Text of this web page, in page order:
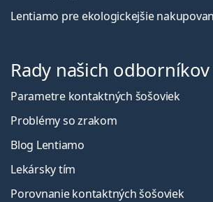
Lentiamo pre ekologickejšie
Rady našich odborníkov
Parametre kontaktných šošoviek
Problémy so zrakom
Blog Lentiamo
Lekársky tím
Porovnanie kontaktných šošoviek